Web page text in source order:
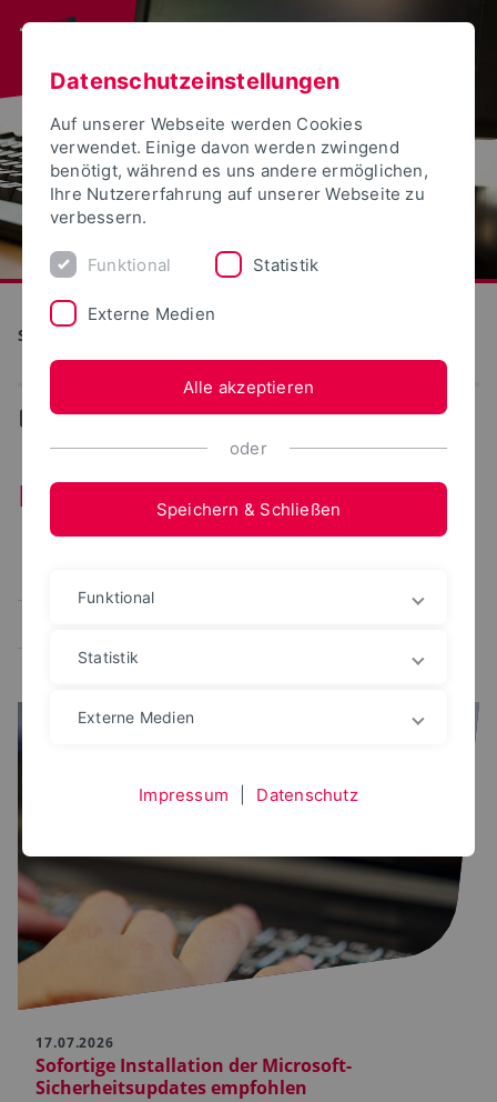
S(kim) - Service Kommunikation Information Medien
... Ereignisse-Termine
Ereignisse/Termine
17.07.2026
Sofortige Installation der Microsoft-
Sicherheitsupdates empfohlen
Datenschutzeinstellungen
Auf unserer Webseite werden Cookies
verwendet. Einige davon werden zwingend
benötigt, während es uns andere ermöglichen,
Ihre Nutzererfahrung auf unserer Webseite zu
verbessern.
Funktional Statistik
Externe Medien
Alle akzeptieren
oder
Speichern & Schließen
Funktional
Statistik
Externe Medien
Impressum Datenschutz